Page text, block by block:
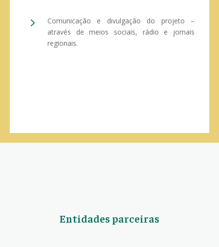
5
Comunicação e divulgação do projeto –
através de meios sociais, rádio e jornais
regionais.
Entidades parceiras